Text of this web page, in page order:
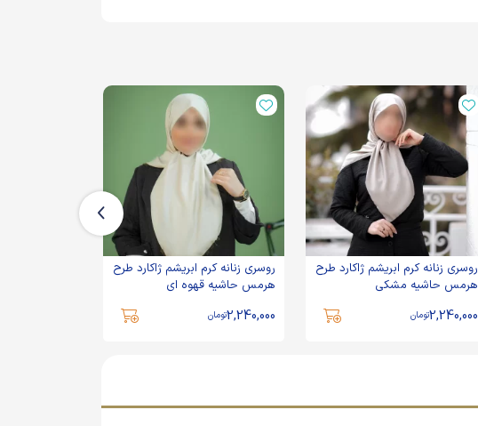
روسری زنانه کرم ابریشم ژاکارد طرح
هرمس حاشیه مشکی
2,240,000تومان
روسری زنانه کرم ابریشم ژاکارد طرح
هرمس حاشیه قهوه ای
2,240,000تومان